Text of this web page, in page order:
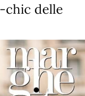
chic delle